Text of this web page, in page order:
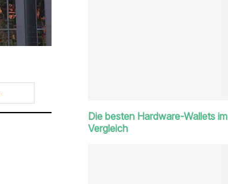
Die besten Hardware-Wallets im
Vergleich